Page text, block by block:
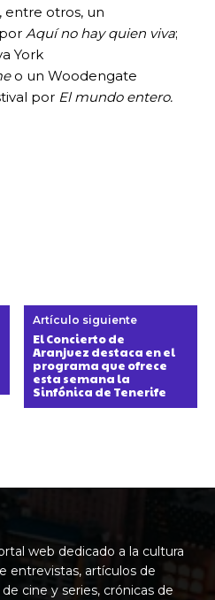
entre otros, un
Aquí no hay quien viva;
York
o un Woodengate
por El mundo entero.
Artículo siguiente
El Concierto de
Aranjuez destaca en el
programa que ofrece
esta semana la
Sinfónica de Tenerife
web dedicado a la cultura
entrevistas, artículos de
cine y series, crónicas de